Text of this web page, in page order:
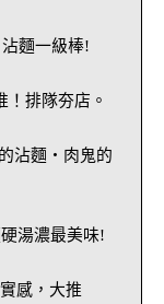
麵一級棒!
！排隊夯店。
沾麵‧肉鬼的
湯濃最美味!
感，大推